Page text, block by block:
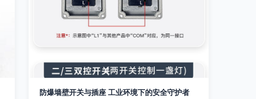
防爆墙壁开关与插座 工业环境下的安全守护者